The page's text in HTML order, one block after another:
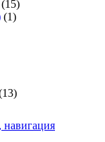
(15)
(1)
навигация